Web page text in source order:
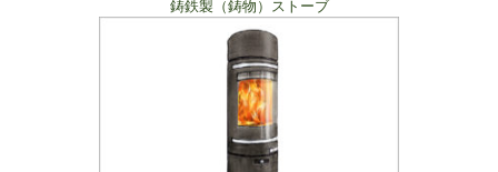
鋳鉄製（鋳物）ストーブ